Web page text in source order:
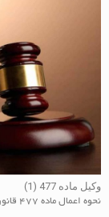
وکیل ماده 477 (1)
نحوه اعمال ماده 477 قانون آیین دادرسی کیفری